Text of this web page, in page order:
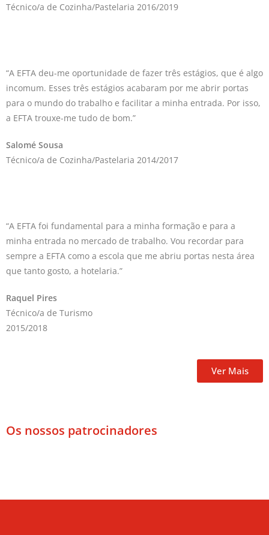
Técnico/a de Cozinha/Pastelaria 2016/2019
“A EFTA deu-me oportunidade de fazer três estágios, que é algo
incomum. Esses três estágios acabaram por me abrir portas
para o mundo do trabalho e facilitar a minha entrada. Por isso,
a EFTA trouxe-me tudo de bom.”
Salomé Sousa
Técnico/a de Cozinha/Pastelaria 2014/2017
“A EFTA foi fundamental para a minha formação e para a
minha entrada no mercado de trabalho. Vou recordar para
sempre a EFTA como a escola que me abriu portas nesta área
que tanto gosto, a hotelaria.”
Raquel Pires
Técnico/a de Turismo
2015/2018
Ver Mais
Os nossos patrocinadores